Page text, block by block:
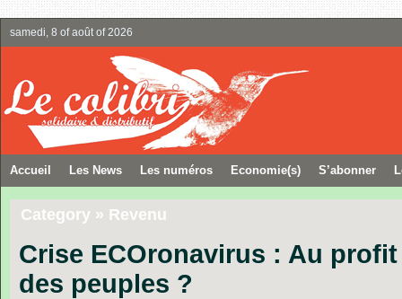
samedi, 8 of août of 2026
Accueil Les News Les numéros Economie(s) S’abonner
Category » Revenu
Crise ECOronavirus : Au
des peuples ?